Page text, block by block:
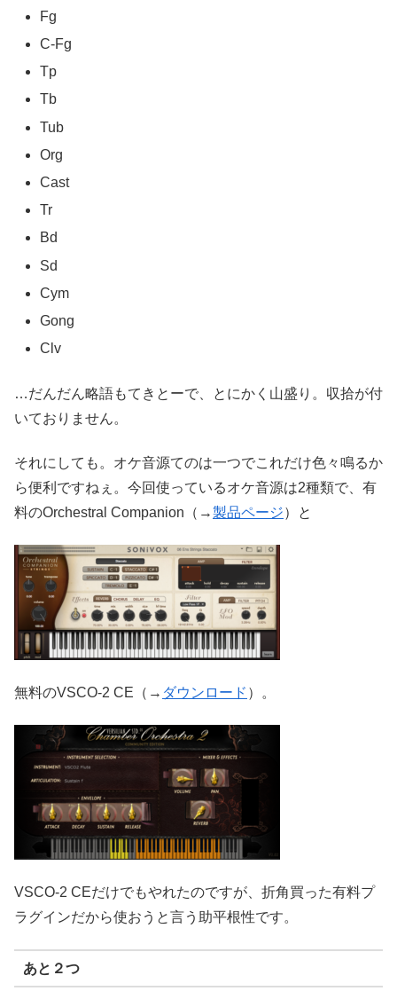
Fg
C-Fg
Tp
Tb
Tub
Org
Cast
Tr
Bd
Sd
Cym
Gong
Clv
…だんだん略語もてきとーで、とにかく山盛り。収拾が付
いておりません。
それにしても。オケ音源てのは一つでこれだけ色々鳴るか
ら便利ですねぇ。今回使っているオケ音源は2種類で、有
料のOrchestral Companion（→製品ページ）と
無料のVSCO-2 CE（→ ダウンロード ）。
VSCO-2 CEだけでもやれたのですが、折角買った有料プ
ラグインだから使おうと言う助平根性です。
あと２つ